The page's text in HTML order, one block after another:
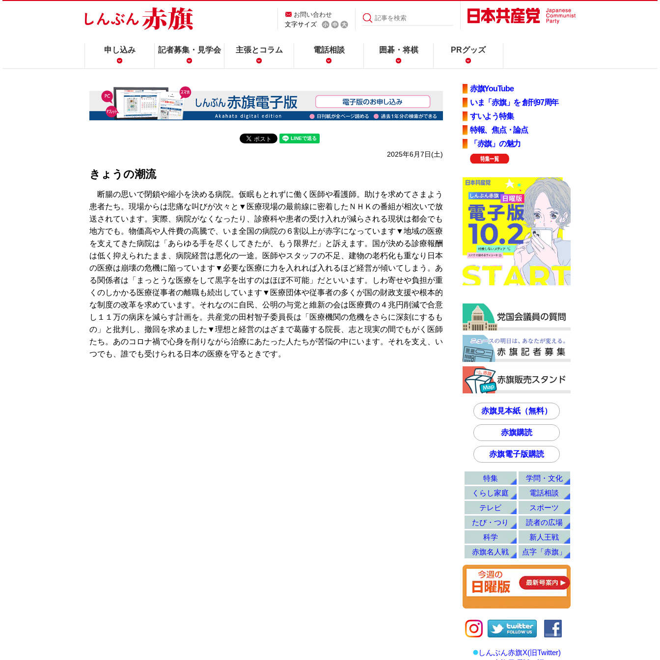
お問い合わせ
文字サイズ
申し込み 記者募集・見学会 主張とコラム 電話相談 囲碁・将棋 PRグッズ
2025年6月7日(土)
きょうの潮流
断腸の思いで閉鎖や縮小を決める病院。仮眠もとれずに働く医師や看護師。助けを求めてさまよう
患者たち。現場からは悲痛な叫びが次々と▼医療現場の最前線に密着したＮＨＫの番組が相次いで放
送されています。実際、病院がなくなったり、診療科や患者の受け入れが減らされる現状は都会でも
地方でも。物価高や人件費の高騰で、いま全国の病院の６割以上が赤字になっています▼地域の医療
を支えてきた病院は「あらゆる手を尽くしてきたが、もう限界だ」と訴えます。国が決める診療報酬
は低く抑えられたまま、病院経営は悪化の一途。医師やスタッフの不足、建物の老朽化も重なり日本
の医療は崩壊の危機に陥っています▼必要な医療に力を入れれば入れるほど経営が傾いてしまう。あ
る関係者は「まっとうな医療をして黒字を出すのはほぼ不可能」だといいます。しわ寄せや負担が重
くのしかかる医療従事者の離職も続出しています▼医療団体や従事者の多くが国の財政支援や根本的
な制度の改革を求めています。それなのに自民、公明の与党と維新の会は医療費の４兆円削減で合意
し１１万の病床を減らす計画を。共産党の田村智子委員長は「医療機関の危機をさらに深刻にするも
の」と批判し、撤回を求めました▼理想と経営のはざまで葛藤する院長、志と現実の間でもがく医師
たち。あのコロナ禍で心身を削りながら治療にあたった人たちが苦悩の中にいます。それを支え、い
つでも、誰でも受けられる日本の医療を守るときです。
赤旗YouTube
いま「赤旗」を 創刊97周年
すいよう特集
特報、焦点・論点
「赤旗」の魅力
赤旗見本紙（無料）
赤旗購読
赤旗電子版購読
特集
学問・文化
くらし家庭
電話相談
テレビ
スポーツ
たび・つり
読者の広場
科学
新人王戦
赤旗名人戦
点字「赤旗」
しんぶん赤旗X(旧Twitter)